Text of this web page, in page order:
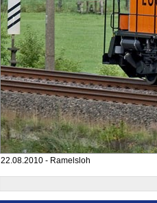
22.08.2010 - Ramelsloh